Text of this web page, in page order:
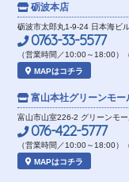
砺波本店
砺波市太郎丸1-9-24 日本海ビ
0763-33-5577
（営業時間／10:00～18:00）
MAPはコチラ
富山本社グリーンモー
富山市山室226-2 グリーンモ
076-422-5777
（営業時間／10:00～18:00）
MAPはコチラ